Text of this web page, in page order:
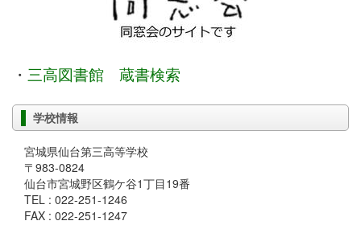
・ 三高図書館 蔵書検索
学校情報
宮城県仙台第三高等学校
〒983-0824
仙台市宮城野区鶴ケ谷1丁目19番
TEL : 022-251-1246
FAX : 022-251-1247